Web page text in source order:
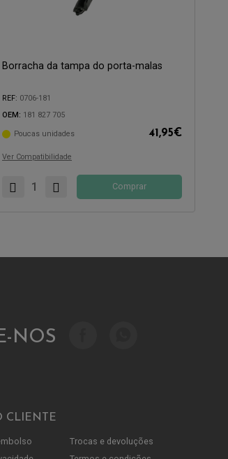
Borracha da tampa do porta-malas
REF: 0706-181
OEM: 181 827 705
Poucas unidades 41,95€
Ver Compatibilidade
Compatível com:
Comprar
NOS
CLIENTE
Trocas e devoluções